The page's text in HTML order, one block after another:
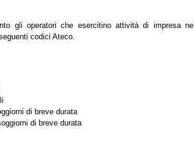
gli operatori che esercitino attività di impresa nel
codici Ateco.
di breve durata
di breve durata